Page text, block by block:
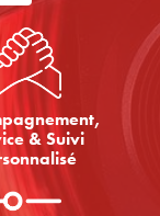
& Suivi